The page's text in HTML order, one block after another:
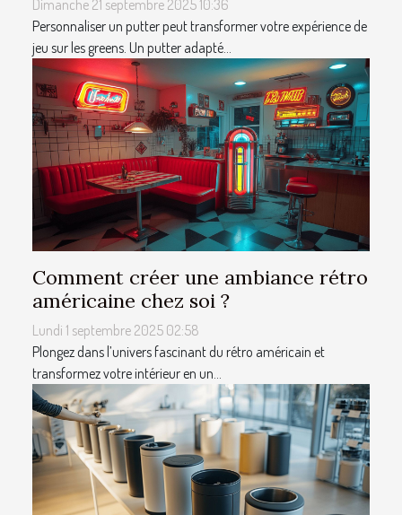
Dimanche 21 septembre 2025 10:36
Personnaliser un putter peut transformer votre expérience de
jeu sur les greens. Un putter adapté...
Comment créer une ambiance rétro
américaine chez soi ?
Lundi 1 septembre 2025 02:58
Plongez dans l’univers fascinant du rétro américain et
transformez votre intérieur en un...